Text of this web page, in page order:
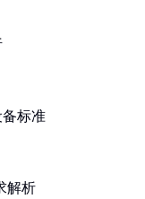
标准
解析